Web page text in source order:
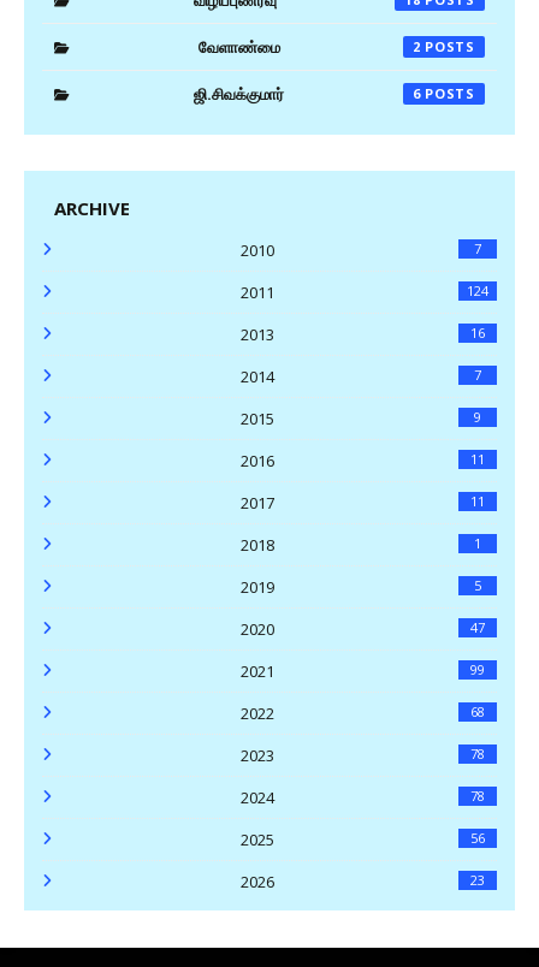
வேளாண்மை 2
ஜி.சிவக்குமார் 6
ARCHIVE
2010 7
2011 124
2013 16
2014 7
2015 9
2016 11
2017 11
2018 1
2019 5
2020 47
2021 99
2022 68
2023 78
2024 78
2025 56
2026 23